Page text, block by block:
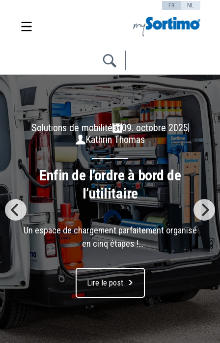
FR NL
Solutions de mobilité
09. octobre 2025
Kathrin Thomas
Enfin de l’ordre à bord de
l’utilitaire
Un espace de chargement parfaitement organisé
en cinq étapes !
Dans cet article, nous allons voir comment – en
cinq étapes – organiser à la perfection l’espace de
chargement et ainsi éviter de perdre du temps à la
recherche du bon outil, ou encore d'endommager
son outillage à cause d’un rangement trop peu
soigneux.
Lire le post